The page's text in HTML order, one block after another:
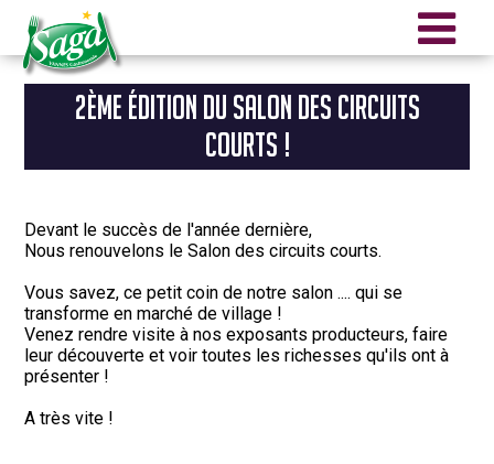
Aller au contenu principal
2ÈME ÉDITION DU SALON DES CIRCUITS
COURTS !
Devant le succès de l'année dernière,
Nous renouvelons le Salon des circuits courts.
Vous savez, ce petit coin de notre salon .... qui se
transforme en marché de village !
Venez rendre visite à nos exposants producteurs, faire
leur découverte et voir toutes les richesses qu'ils ont à
présenter !
A très vite !